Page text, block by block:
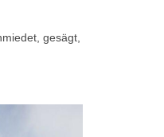
gesägt,